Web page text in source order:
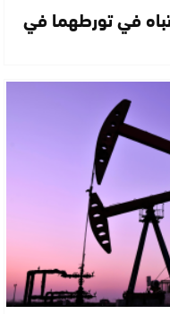
في تورطهما في